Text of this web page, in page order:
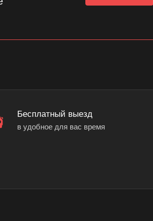
Бесплатный выезд
в удобное для вас время